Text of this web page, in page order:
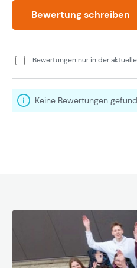
Bewertung schreiben
Bewertungen nur in der
Keine Bewertungen